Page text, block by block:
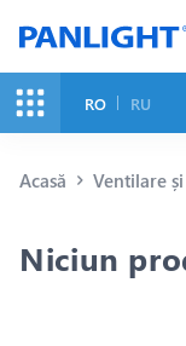
RO RU
Acasă Ventilare
Niciun